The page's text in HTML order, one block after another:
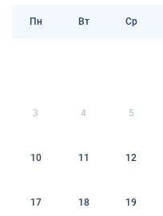
Пн Вт Ср
3 4 5
10 11 12
17 18 19